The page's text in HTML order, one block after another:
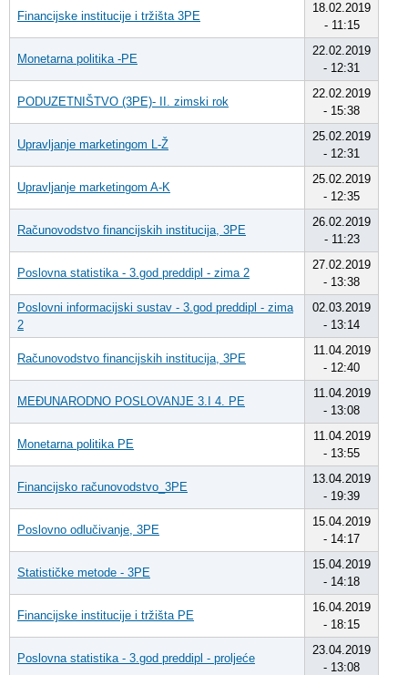
Financijske institucije i tržišta 3PE
18.02.2019
- 11:15
Monetarna politika -PE
22.02.2019
- 12:31
PODUZETNIŠTVO (3PE)- II. zimski rok
22.02.2019
- 15:38
Upravljanje marketingom L-Ž
25.02.2019
- 12:31
Upravljanje marketingom A-K
25.02.2019
- 12:35
Računovodstvo financijskih institucija, 3PE
26.02.2019
- 11:23
Poslovna statistika - 3.god preddipl - zima 2
27.02.2019
- 13:38
Poslovni informacijski sustav - 3.god preddipl - zima
2
02.03.2019
- 13:14
Računovodstvo financijskih institucija, 3PE
11.04.2019
- 12:40
MEĐUNARODNO POSLOVANJE 3.I 4. PE
11.04.2019
- 13:08
Monetarna politika PE
11.04.2019
- 13:55
Financijsko računovodstvo_3PE
13.04.2019
- 19:39
Poslovno odlučivanje, 3PE
15.04.2019
- 14:17
Statističke metode - 3PE
15.04.2019
- 14:18
Financijske institucije i tržišta PE
16.04.2019
- 18:15
Poslovna statistika - 3.god preddipl - proljeće
23.04.2019
- 13:08